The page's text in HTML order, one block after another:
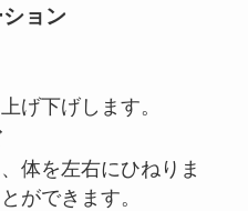
ョン
げ下げします。
体を左右にひねりま
ができます。